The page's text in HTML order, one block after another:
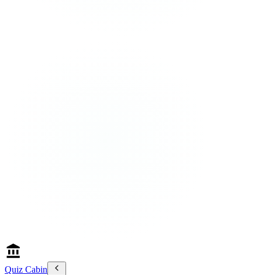
Quiz Cabin